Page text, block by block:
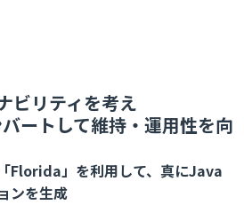
ビリティを考え
ートして維持・運用性を向
Florida」を利用して、真にJava
ンを生成